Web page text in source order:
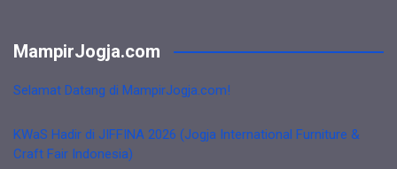
MampirJogja.com
Selamat Datang di MampirJogja.com!
KWaS Hadir di JIFFINA 2026 (Jogja International Furniture &
Craft Fair Indonesia)